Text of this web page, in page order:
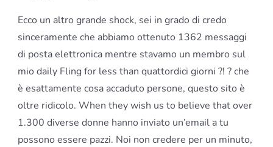
Ecco un altro grande shock, sei in grado di credo
sinceramente che abbiamo ottenuto 1362 messaggi
di posta elettronica mentre stavamo un membro sul
mio daily Fling for less than quattordici giorni ?! ? che
è esattamente cosa accaduto persone, questo sito è
oltre ridicolo. When they wish us to believe that over
1.300 diverse donne hanno inviato un’email a tu
possono essere pazzi. Noi non credere per un minuto,